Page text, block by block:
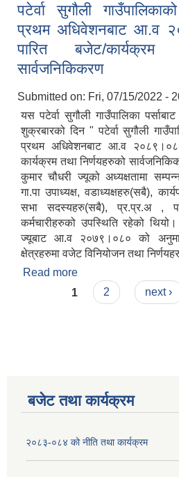
पटेर्वा सुगौली
प्रथम अधिवेशनबाट आ.व
पारित बजेट/कार्यक्रम
सार्वजनिकिकरण
Submitted on: Fri, 07/15/2022 -
यस पटेर्वा सुगौली गाउँपालिका
शुक्रबारको दिन " पटेर्वा सुगौली
प्रथम अधिवेशनबाट आ.व
कार्यक्रम तथा निर्णयहरुको
कुमार चौधरी ज्यूको अध्यक्षतामा
गा.पा उपाध्यक्ष, वडाध्यक्षहरु(सबै),
सभा सदस्यहरु(सबै), प्र.प्र.अ ,
कर्मचारीहरुको उपस्थिति रहेको थियो।
ज्यूबाट आ.व २०७९।०८० को
क्षेत्रहरुमा वजेट विनियोजन तथा
Read more
प्रथम अधिवेशनबाट
बजेट/कार्यक्रम तथा
Pages
1 2 next ›
बजेट तथा कार्यक्रम
२०८३-०८४ को नीति तथा कार्यक्रम